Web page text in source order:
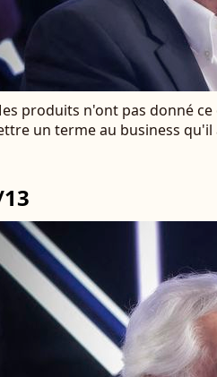
produits n'ont pas donné
un terme au business